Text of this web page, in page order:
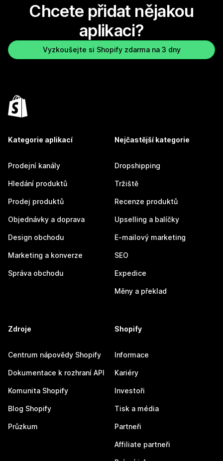
Chcete přidat nějakou
aplikaci?
Vyzkoušejte si Shopify zdarma na 3 dny
Kategorie aplikací
Prodejní kanály
Hledání produktů
Prodej produktů
Objednávky a doprava
Design obchodu
Marketing a konverze
Správa obchodu
Nejčastější kategorie
Dropshipping
Tržiště
Recenze produktů
Upselling a balíčky
E-mailový marketing
SEO
Expedice
Měny a překlad
Zdroje
Centrum nápovědy Shopify
Dokumentace k rozhraní API
Komunita Shopify
Blog Shopify
Průzkum
Shopify
Informace
Kariéry
Investoři
Tisk a média
Partneři
Affiliate partneři